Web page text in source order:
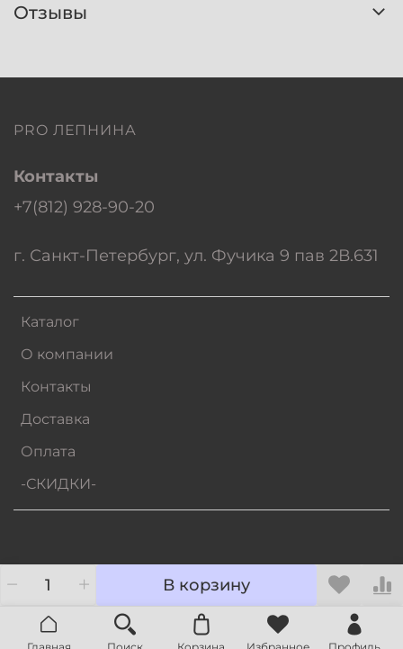
В корзину
Отзывы
PRO ЛЕПНИНА
Каталог
О компании
Контакты
Доставка
Оплата
-СКИДКИ-
Контакты
+7(812) 928-90-20
г. Санкт-Петербург, ул. Фучика 9 пав 2В.631